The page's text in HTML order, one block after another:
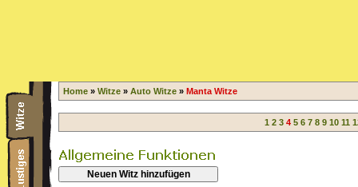
Home » Witze » Auto Witze » Manta Witze
1 2 3 4 5 6 7 8 9 10 11
Neuen Witz hinzufügen